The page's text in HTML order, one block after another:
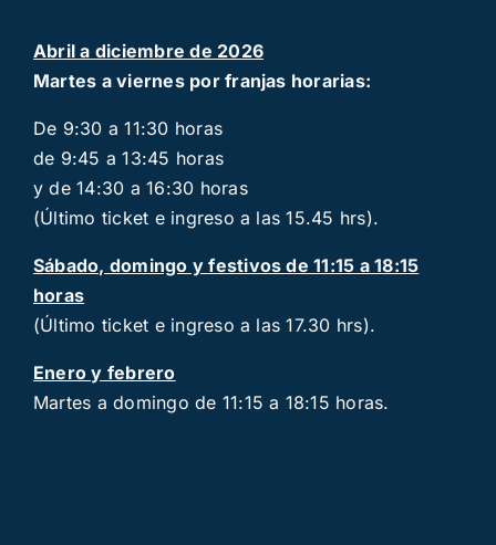
Abril a diciembre de 2026
Martes a viernes por franjas horarias:
De 9:30 a 11:30 horas
de 9:45 a 13:45 horas
y de 14:30 a 16:30 horas
(Último ticket e ingreso a las 15.45 hrs).
Sábado, domingo y festivos de 11:15 a 18:15
horas
(Último ticket e ingreso a las 17.30 hrs).
Enero y febrero
Martes a domingo de 11:15 a 18:15 horas.